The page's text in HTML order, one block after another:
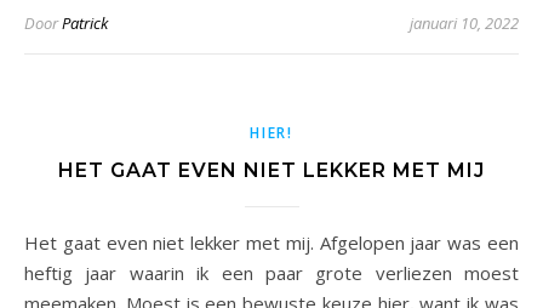
DoorPatrick januari 10, 2022
HIER!
HET GAAT EVEN NIET LEKKER MET MIJ
Het gaat even niet lekker met mij. Afgelopen jaar was een
heftig jaar waarin ik een paar grote verliezen moest
meemaken. Moest is een bewuste keuze hier, want ik was